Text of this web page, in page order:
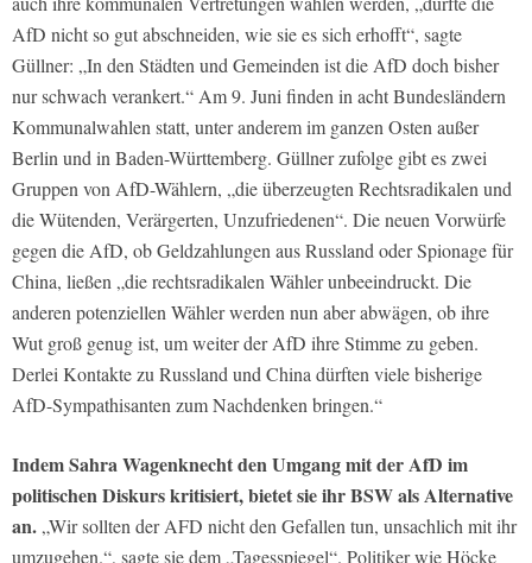
AfD nicht so gut abschneiden, wie sie es sich erhofft“, sagte
Güllner: „In den Städten und Gemeinden ist die AfD doch bisher
nur schwach verankert.“ Am 9. Juni finden in acht Bundesländern
Kommunalwahlen statt, unter anderem im ganzen Osten außer
Berlin und in Baden-Württemberg. Güllner zufolge gibt es zwei
Gruppen von AfD-Wählern, „die überzeugten Rechtsradikalen und
die Wütenden, Verärgerten, Unzufriedenen“. Die neuen Vorwürfe
gegen die AfD, ob Geldzahlungen aus Russland oder Spionage für
China, ließen „die rechtsradikalen Wähler unbeeindruckt. Die
anderen potenziellen Wähler werden nun aber abwägen, ob ihre
Wut groß genug ist, um weiter der AfD ihre Stimme zu geben.
Derlei Kontakte zu Russland und China dürften viele bisherige
AfD-Sympathisanten zum Nachdenken bringen.“
Indem Sahra Wagenknecht den Umgang mit der AfD im
politischen Diskurs kritisiert, bietet sie ihr BSW als Alternative
an. „Wir sollten der AFD nicht den Gefallen tun, unsachlich mit ihr
umzugehen.“, sagte sie dem „Tagesspiegel“. Politiker wie Höcke